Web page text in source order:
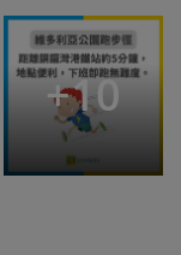
+10